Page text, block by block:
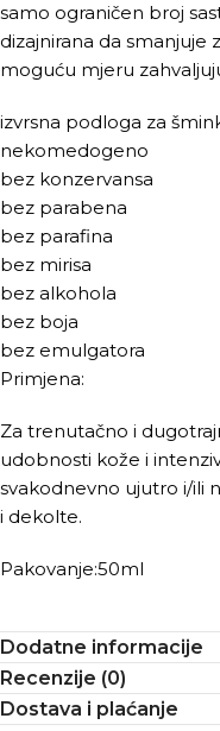
samo ograničen broj
dizajnirana da smanjuje
moguću mjeru
izvrsna podloga za
nekomedogeno
bez konzervansa
bez parabena
bez parafina
bez mirisa
bez alkohola
bez boja
bez emulgatora
Primjena:
Za trenutačno i
udobnosti kože i
svakodnevno ujutro i/ili
i dekolte.
Pakovanje:50ml
Dodatne informacije
Recenzije (0)
Dostava i plaćanje